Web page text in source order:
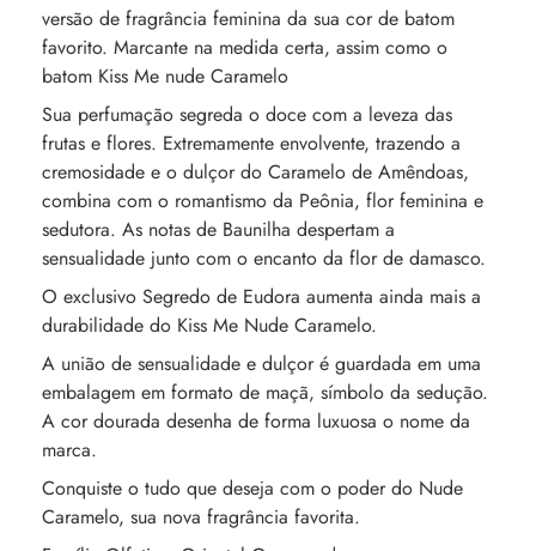
versão de fragrância feminina da sua cor de batom
favorito. Marcante na medida certa, assim como o
batom Kiss Me nude Caramelo
Sua perfumação segreda o doce com a leveza das
frutas e flores. Extremamente envolvente, trazendo a
cremosidade e o dulçor do Caramelo de Amêndoas,
combina com o romantismo da Peônia, flor feminina e
sedutora. As notas de Baunilha despertam a
sensualidade junto com o encanto da flor de damasco.
O exclusivo Segredo de Eudora aumenta ainda mais a
durabilidade do Kiss Me Nude Caramelo.
A união de sensualidade e dulçor é guardada em uma
embalagem em formato de maçã, símbolo da sedução.
A cor dourada desenha de forma luxuosa o nome da
marca.
Conquiste o tudo que deseja com o poder do Nude
Caramelo, sua nova fragrância favorita.